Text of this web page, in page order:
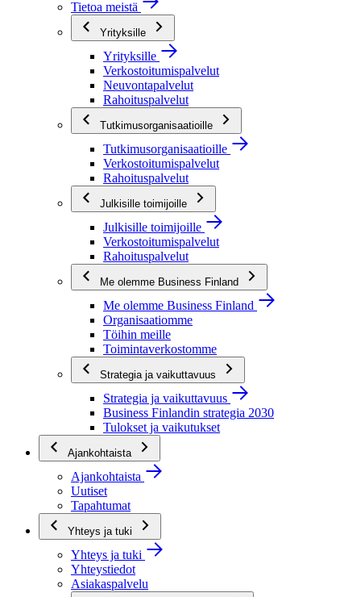
Tietoa meistä
Yrityksille
Yrityksille
Verkostoitumispalvelut
Neuvontapalvelut
Rahoituspalvelut
Tutkimusorganisaatioille
Tutkimusorganisaatioille
Verkostoitumispalvelut
Rahoituspalvelut
Julkisille toimijoille
Julkisille toimijoille
Verkostoitumispalvelut
Rahoituspalvelut
Me olemme Business Finland
Me olemme Business Finland
Organisaatiomme
Töihin meille
Toimintaverkostomme
Strategia ja vaikuttavuus
Strategia ja vaikuttavuus
Business Finlandin strategia 2030
Tulokset ja vaikutukset
Ajankohtaista
Ajankohtaista
Uutiset
Tapahtumat
Yhteys ja tuki
Yhteys ja tuki
Yhteystiedot
Asiakaspalvelu